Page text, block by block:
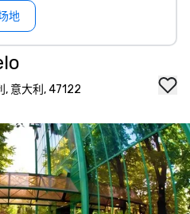
地
意大利, 47122